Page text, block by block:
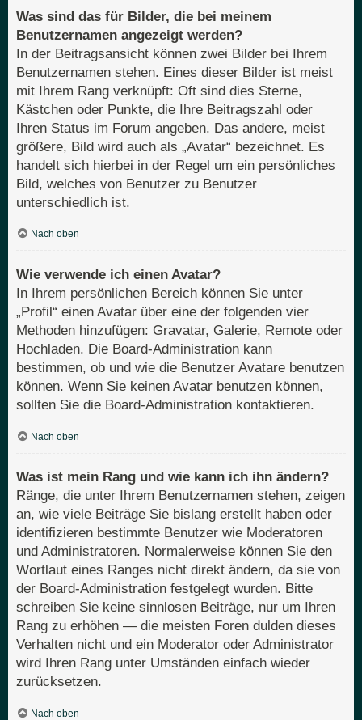
Was sind das für Bilder, die bei meinem
Benutzernamen angezeigt werden?
In der Beitragsansicht können zwei Bilder bei Ihrem
Benutzernamen stehen. Eines dieser Bilder ist meist
mit Ihrem Rang verknüpft: Oft sind dies Sterne,
Kästchen oder Punkte, die Ihre Beitragszahl oder
Ihren Status im Forum angeben. Das andere, meist
größere, Bild wird auch als „Avatar“ bezeichnet. Es
handelt sich hierbei in der Regel um ein persönliches
Bild, welches von Benutzer zu Benutzer
unterschiedlich ist.
Nach oben
Wie verwende ich einen Avatar?
In Ihrem persönlichen Bereich können Sie unter
„Profil“ einen Avatar über eine der folgenden vier
Methoden hinzufügen: Gravatar, Galerie, Remote oder
Hochladen. Die Board-Administration kann
bestimmen, ob und wie die Benutzer Avatare benutzen
können. Wenn Sie keinen Avatar benutzen können,
sollten Sie die Board-Administration kontaktieren.
Nach oben
Was ist mein Rang und wie kann ich ihn ändern?
Ränge, die unter Ihrem Benutzernamen stehen, zeigen
an, wie viele Beiträge Sie bislang erstellt haben oder
identifizieren bestimmte Benutzer wie Moderatoren
und Administratoren. Normalerweise können Sie den
Wortlaut eines Ranges nicht direkt ändern, da sie von
der Board-Administration festgelegt wurden. Bitte
schreiben Sie keine sinnlosen Beiträge, nur um Ihren
Rang zu erhöhen — die meisten Foren dulden dieses
Verhalten nicht und ein Moderator oder Administrator
wird Ihren Rang unter Umständen einfach wieder
zurücksetzen.
Nach oben